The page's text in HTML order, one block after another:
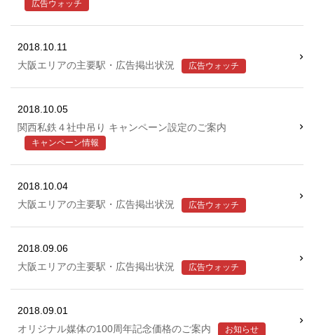
広告ウォッチ
2018.10.11
大阪エリアの主要駅・広告掲出状況
広告ウォッチ
2018.10.05
関西私鉄４社中吊り キャンペーン設定のご案内
キャンペーン情報
2018.10.04
大阪エリアの主要駅・広告掲出状況
広告ウォッチ
2018.09.06
大阪エリアの主要駅・広告掲出状況
広告ウォッチ
2018.09.01
オリジナル媒体の100周年記念価格のご案内
お知らせ